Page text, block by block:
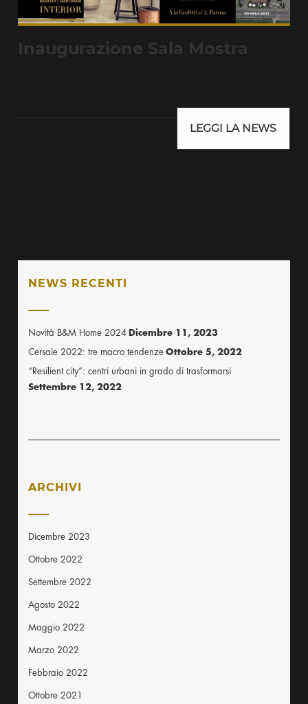
Inaugurazione Sala Mostra
LEGGI LA NEWS
NEWS RECENTI
Novità B&M Home 2024 Dicembre 11, 2023
Cersaie 2022: tre macro tendenze Ottobre 5, 2022
“Resilient city”: centri urbani in grado di trasformarsi
Settembre 12, 2022
ARCHIVI
Dicembre 2023
Ottobre 2022
Settembre 2022
Agosto 2022
Maggio 2022
Marzo 2022
Febbraio 2022
Ottobre 2021